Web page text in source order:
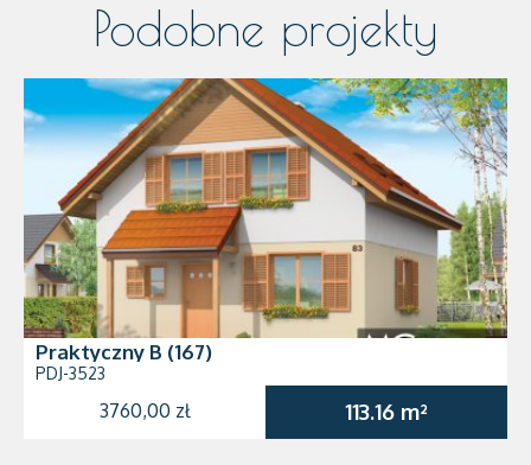
Podobne projekty
Praktyczny B (167)
PDJ-3523
3760,00 zł 113.16 m²